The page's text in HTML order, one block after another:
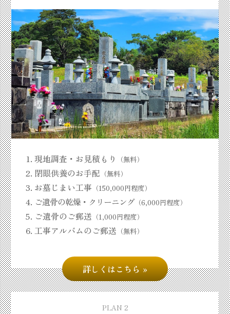
現地調査・お見積もり （無料）
閉眼供養のお手配 （無料）
お墓じまい工事 （150,000円程度）
ご遺骨の乾燥・クリーニング（6,000円程度）
ご遺骨のご郵送 （1,000円程度）
工事アルバムのご郵送 （無料）
詳しくはこちら
PLAN 2